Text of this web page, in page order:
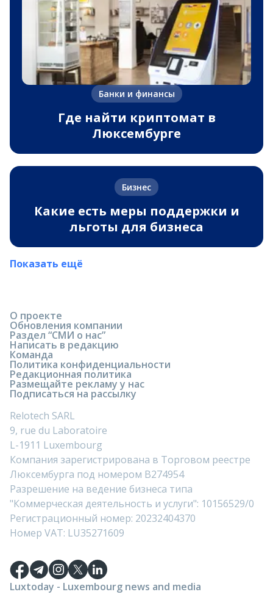
Банки и финансы
Где найти криптомат в
Люксембурге
Бизнес
Какие есть меры поддержки и
льготы для бизнеса
Показать ещё
О проекте
Обновления компании
Раздел “СМИ о нас”
Написать в редакцию
Команда
Политика конфиденциальности
Редакционная политика
Размещайте рекламу у нас
Подписаться на рассылку
Relotech SARL
9, rue du Laboratoire
L-1911 Luxembourg
Компания зарегистрирована в Торговом реестре
Люксембурга под номером B274954
Разрешение на ведение бизнеса типа
"Коммерческая деятельность и услуги": 10156529/0
Регистрационный номер: 20232404370
Номер VAT: LU35271609
Luxtoday - Luxembourg news and media